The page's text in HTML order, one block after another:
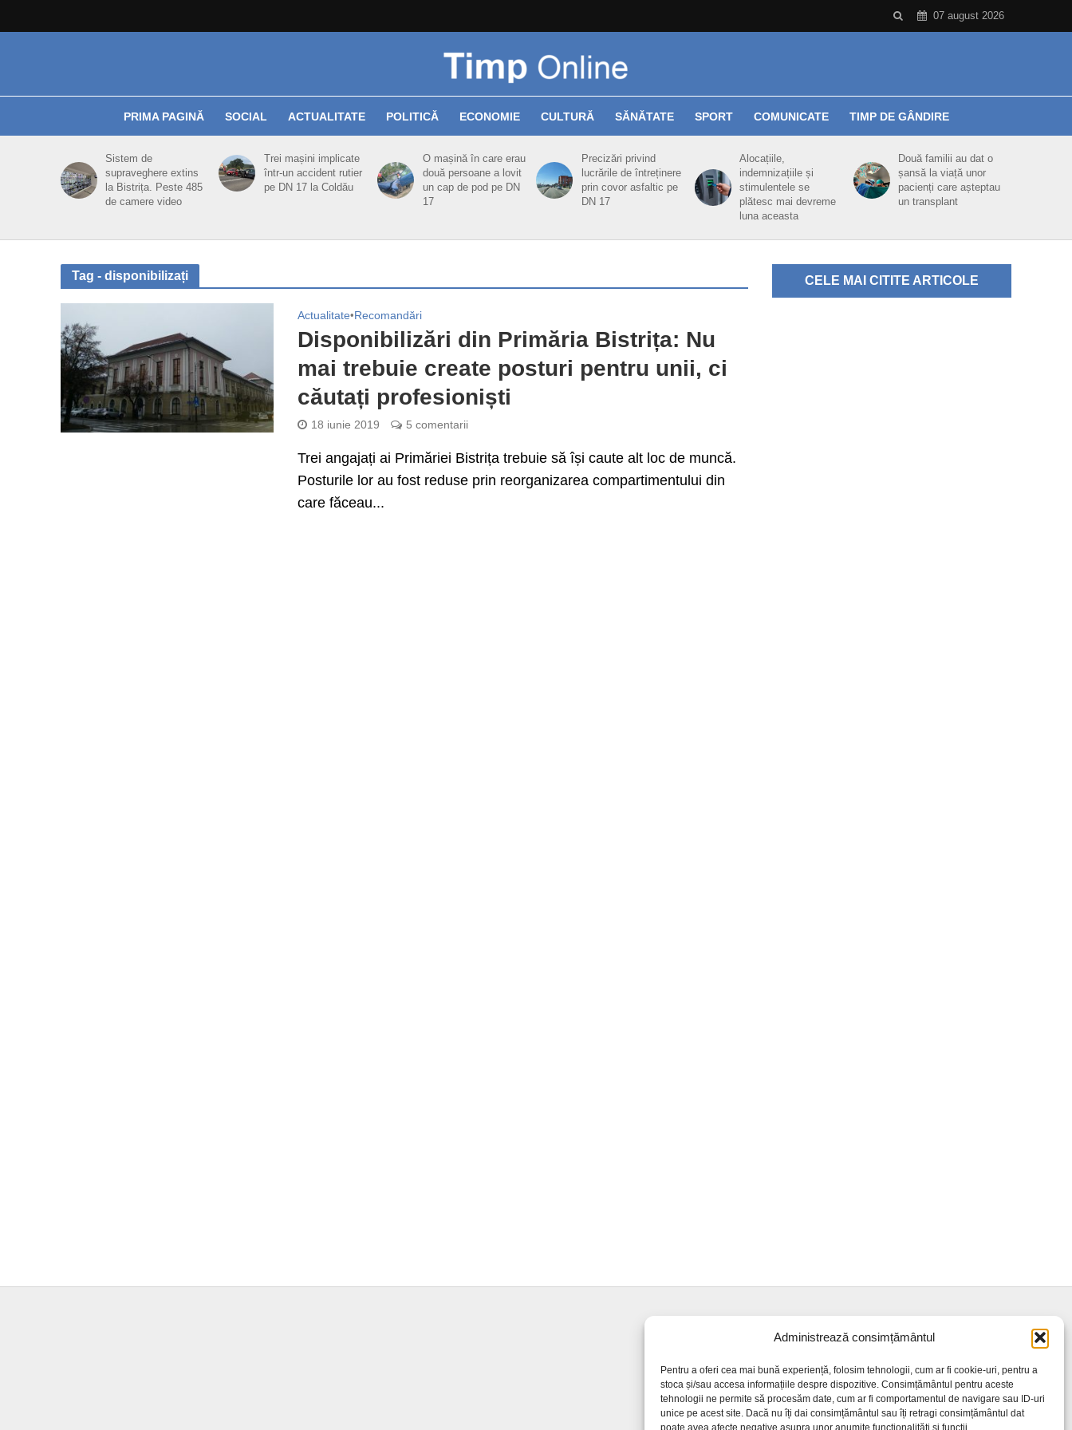
Administrează consimțământul
Pentru a oferi cea mai bună experiență, folosim tehnologii, cum ar fi cookie-uri, pentru a
stoca și/sau accesa informațiile despre dispozitive. Consimțământul pentru aceste
tehnologii ne permite să procesăm date, cum ar fi comportamentul de navigare sau ID-uri
unice pe acest site. Dacă nu îți dai consimțământul sau îți retragi consimțământul dat
poate avea afecte negative asupra unor anumite funcționalități și funcții.
07 august 2026
PRIMA PAGINĂ SOCIAL ACTUALITATE POLITICĂ ECONOMIE CULTURĂ SĂNĂTATE SPORT COMUNICATE TIMP DE GÂNDIRE
Sistem de
supraveghere extins
la Bistrița. Peste 485
de camere video
Trei mașini implicate
într-un accident rutier
pe DN 17 la Coldău
O mașină în care erau
două persoane a lovit
un cap de pod pe DN
17
Precizări privind
lucrările de întreținere
prin covor asfaltic pe
DN 17
Alocațiile,
indemnizațiile și
stimulentele se
plătesc mai devreme
luna aceasta
Două familii au dat o
șansă la viață unor
pacienți care așteptau
un transplant
Tag - disponibilizați
Actualitate•Recomandări
Disponibilizări din Primăria Bistrița: Nu
mai trebuie create posturi pentru unii, ci
căutați profesioniști
18 iunie 2019 5 comentarii
Trei angajați ai Primăriei Bistrița trebuie să își caute alt loc de muncă.
Posturile lor au fost reduse prin reorganizarea compartimentului din
care făceau...
CELE MAI CITITE ARTICOLE